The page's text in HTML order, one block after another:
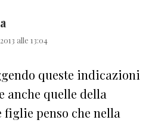
alle 13:04
queste indicazioni
anche quelle della
penso che nella